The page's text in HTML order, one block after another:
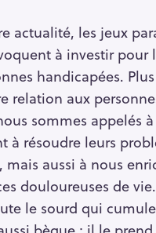
actualité, les jeux
à investir pour
handicapées.
relation aux
sommes appelés
à résoudre leurs
mais aussi à nous
douloureuses de
le sourd qui